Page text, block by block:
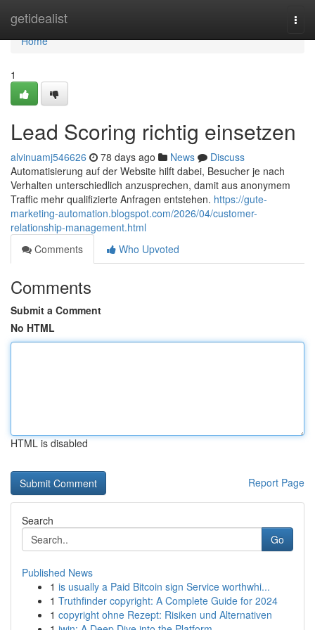
getidealist
Home
Home
1
Lead Scoring richtig einsetzen
alvinuamj546626 78 days ago News
Discuss
Automatisierung auf der Website hilft dabei, Besucher je nach
Verhalten unterschiedlich anzusprechen, damit aus anonymem
Traffic mehr qualifizierte Anfragen entstehen. https://gute-
marketing-automation.blogspot.com/2026/04/customer-
relationship-management.html
Comments
Who Upvoted
Comments
Submit a Comment
No HTML
HTML is disabled
Report Page
Search
Go
Published News
1 is usually a Paid Bitcoin sign Service worthwhi...
1 Truthfinder copyright: A Complete Guide for 2024
1 copyright ohne Rezept: Risiken und Alternativen